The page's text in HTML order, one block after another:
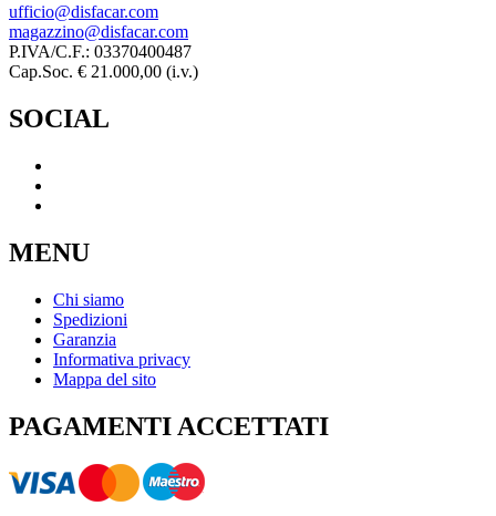
ufficio@disfacar.com
magazzino@disfacar.com
P.IVA/C.F.: 03370400487
Cap.Soc. € 21.000,00 (i.v.)
SOCIAL
MENU
Chi siamo
Spedizioni
Garanzia
Informativa privacy
Mappa del sito
PAGAMENTI ACCETTATI